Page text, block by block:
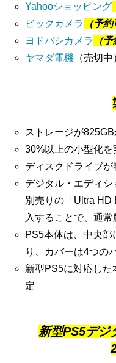
Yahooショッピング
ビックカメラ
（予約
ヨドバシカメラ
（予
ヤマダ電機（売切中
ストレージが
30%以上の小型化を
ディスクドライブが
デジタル・エディ
別売りの「Ultra HD
入することで、通常
PS5本体は、中央
り、カバーは4つの
新型PS5に対応し
定
新型PS5デジ